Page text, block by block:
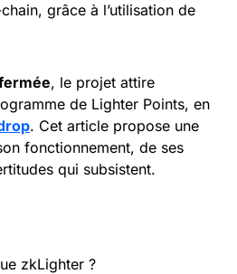
grâce à l’utilisation de
, le projet attire
de Lighter Points, en
. Cet article propose une
fonctionnement, de ses
qui subsistent.
zkLighter ?